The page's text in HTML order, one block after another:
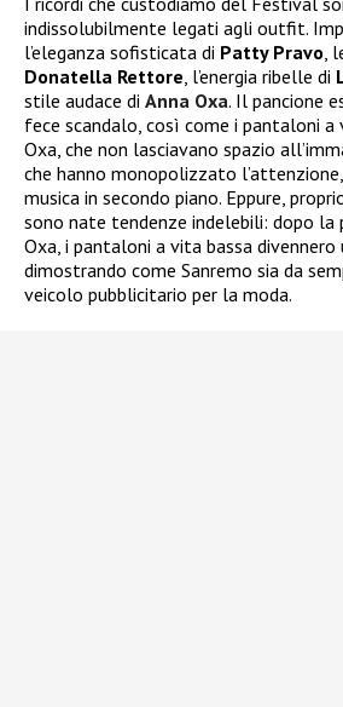
indissolubilmente legati agli outfit.
l’eleganza sofisticata di Patty Pravo,
Donatella Rettore, l’energia ribelle di
stile audace di Anna Oxa. Il pancione
fece scandalo, così come i pantaloni a
Oxa, che non lasciavano spazio
che hanno monopolizzato
musica in secondo piano. Eppure,
sono nate tendenze indelebili: dopo la
Oxa, i pantaloni a vita bassa
dimostrando come Sanremo sia da
veicolo pubblicitario per la moda.